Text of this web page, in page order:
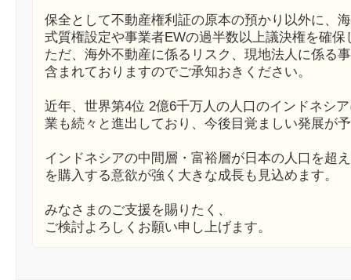
保全として不動産権利証の原本の預かり以外に、
式質権設定や事業者EWの過半数以上議決権を確保
ただ、海外不動産に係るリスク、現地法人に係る
含まれておりますのでご承知おきください。
近年、世界第4位 2億6千万人の人口のインドネシ
業も続々と進出しており、今後目覚ましい発展が
インドネシアの中間層・富裕層が日本の人口を超
を購入する意欲が強く大きな成長も見込めます。
みなさまのご支援を賜りたく、
ご検討よろしくお願い申し上げます。